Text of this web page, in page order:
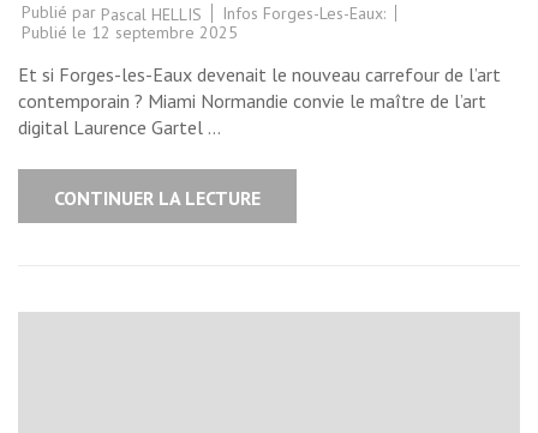
Publié par Pascal HELLIS
Infos Forges-Les-Eaux:
Publié le 12 septembre 2025
Et si Forges-les-Eaux devenait le nouveau carrefour de l’art
contemporain ? Miami Normandie convie le maître de l’art
digital Laurence Gartel …
CONTINUER LA LECTURE